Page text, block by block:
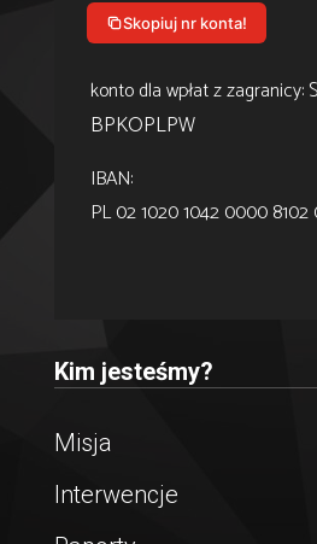
Skopiuj nr konta!
konto dla wpłat z zagranicy:
BPKOPLPW
IBAN:
PL 02 1020 1042 0000 8102
Kim jesteśmy?
Misja
Interwencje